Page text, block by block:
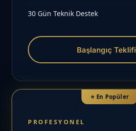
30 Gün Teknik Destek
Başlangıç Teklifi
⭐ En Popüler
PROFESYONEL